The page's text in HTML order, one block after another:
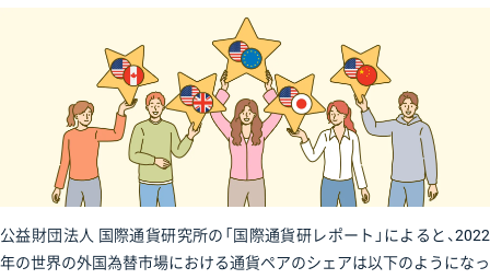
公益財団法人 国際通貨研究所の「国際通貨研レポート」によると、2022
年の世界の外国為替市場における通貨ペアのシェアは以下のようになっ